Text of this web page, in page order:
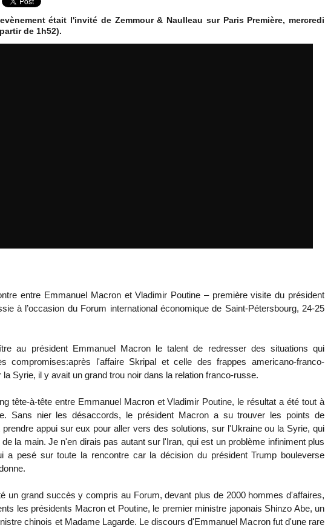
était l'invité de Zemmour & Naulleau sur Paris Première, mercredi
de 1h52).
entre Emmanuel Macron et Vladimir Poutine – première visite du président
à l’occasion du Forum international économique de Saint-Pétersbourg, 24-25
au président Emmanuel Macron le talent de redresser des situations qui
compromises:après l'affaire Skripal et celle des frappes americano-franco-
la Syrie, il y avait un grand trou noir dans la relation franco-russe.
tête-à-tête entre Emmanuel Macron et Vladimir Poutine, le résultat a été tout à
Sans nier les désaccords, le président Macron a su trouver les points de
appui sur eux pour aller vers des solutions, sur l'Ukraine ou la Syrie, qui
la main. Je n'en dirais pas autant sur l'Iran, qui est un problème infiniment plus
a pesé sur toute la rencontre car la décision du président Trump bouleverse
un grand succès y compris au Forum, devant plus de 2000 hommes d'affaires,
les présidents Macron et Poutine, le premier ministre japonais Shinzo Abe, un
chinois et Madame Lagarde. Le discours d'Emmanuel Macron fut d'une rare